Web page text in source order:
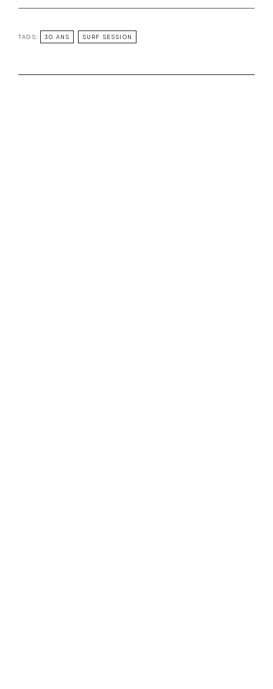
TAGS: 30 ANS SURF SESSION